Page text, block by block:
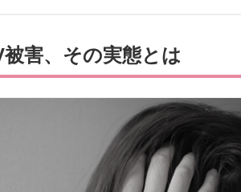
害、その実態とは